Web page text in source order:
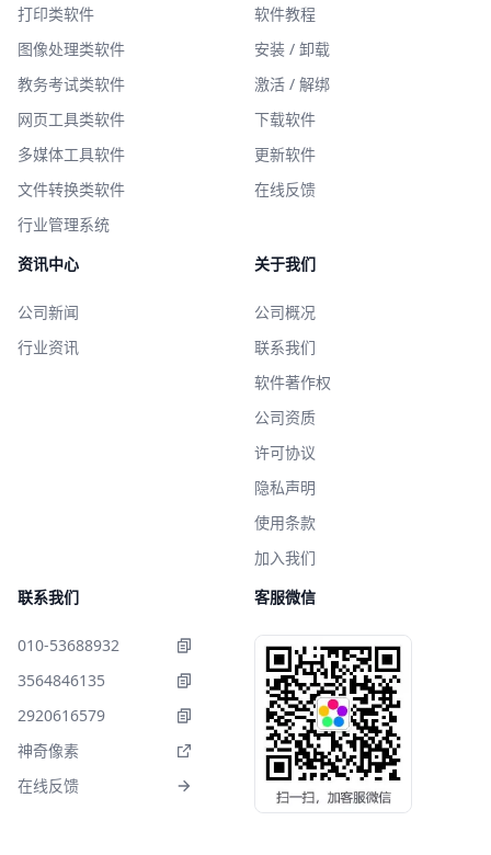
打印类软件
图像处理类软件
教务考试类软件
网页工具类软件
多媒体工具软件
文件转换类软件
行业管理系统
软件教程
安装 / 卸载
激活 / 解绑
下载软件
更新软件
在线反馈
资讯中心
公司新闻
行业资讯
关于我们
公司概况
联系我们
软件著作权
公司资质
许可协议
隐私声明
使用条款
加入我们
联系我们
010-53688932
3564846135
2920616579
神奇像素
在线反馈
客服微信